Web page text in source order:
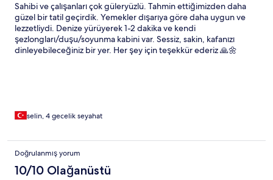
Sahibi ve çalışanları çok güleryüzlü. Tahmin ettiğimizden daha
güzel bir tatil geçirdik. Yemekler dışarıya göre daha uygun ve
lezzetliydi. Denize yürüyerek 1-2 dakika ve kendi
şezlongları/duşu/soyunma kabini var. Sessiz, sakin, kafanızı
dinleyebileceğiniz bir yer. Her şey için teşekkür ederiz 🙏🌼
selin, 4 gecelik seyahat
Doğrulanmış yorum
10/10 Olağanüstü